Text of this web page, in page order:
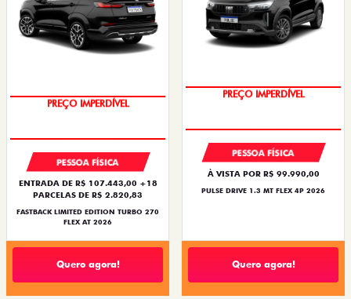
PREÇO IMPERDÍVEL
PESSOA FÍSICA
ENTRADA DE R$ 107.443,00 +18
PARCELAS DE R$ 2.820,83
FASTBACK LIMITED EDITION TURBO 270
FLEX AT 2026
Quero agora!
PREÇO IMPERDÍVEL
PESSOA FÍSICA
À VISTA POR R$ 99.990,00
PULSE DRIVE 1.3 MT FLEX 4P 2026
Quero agora!